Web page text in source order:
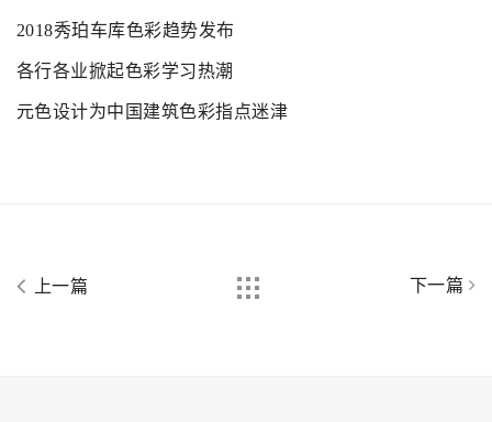
2018秀珀车库色彩趋势发布
各行各业掀起色彩学习热潮
元色设计为中国建筑色彩指点迷津
上一篇 下一篇